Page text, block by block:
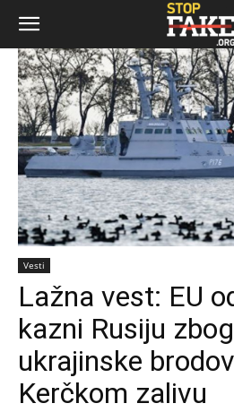
Vesti
Lažna vest: EU
kazni Rusiju
ukrajinske
Kerčkom zalivu